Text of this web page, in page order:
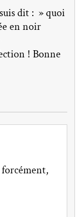
dit : » quoi
en noir
! Bonne
forcément,